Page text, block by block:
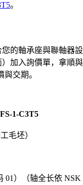
。
您的軸承座與聯軸器設
加入詢價單，拿順與
交期。
1-C3T5
毛坯）
01）（轴全长依 NSK